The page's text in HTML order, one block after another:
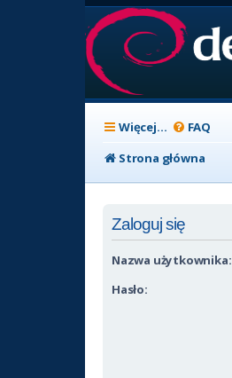
Więcej… FAQ
Strona główna
Zaloguj się
Nazwa użytkownika:
Hasło: